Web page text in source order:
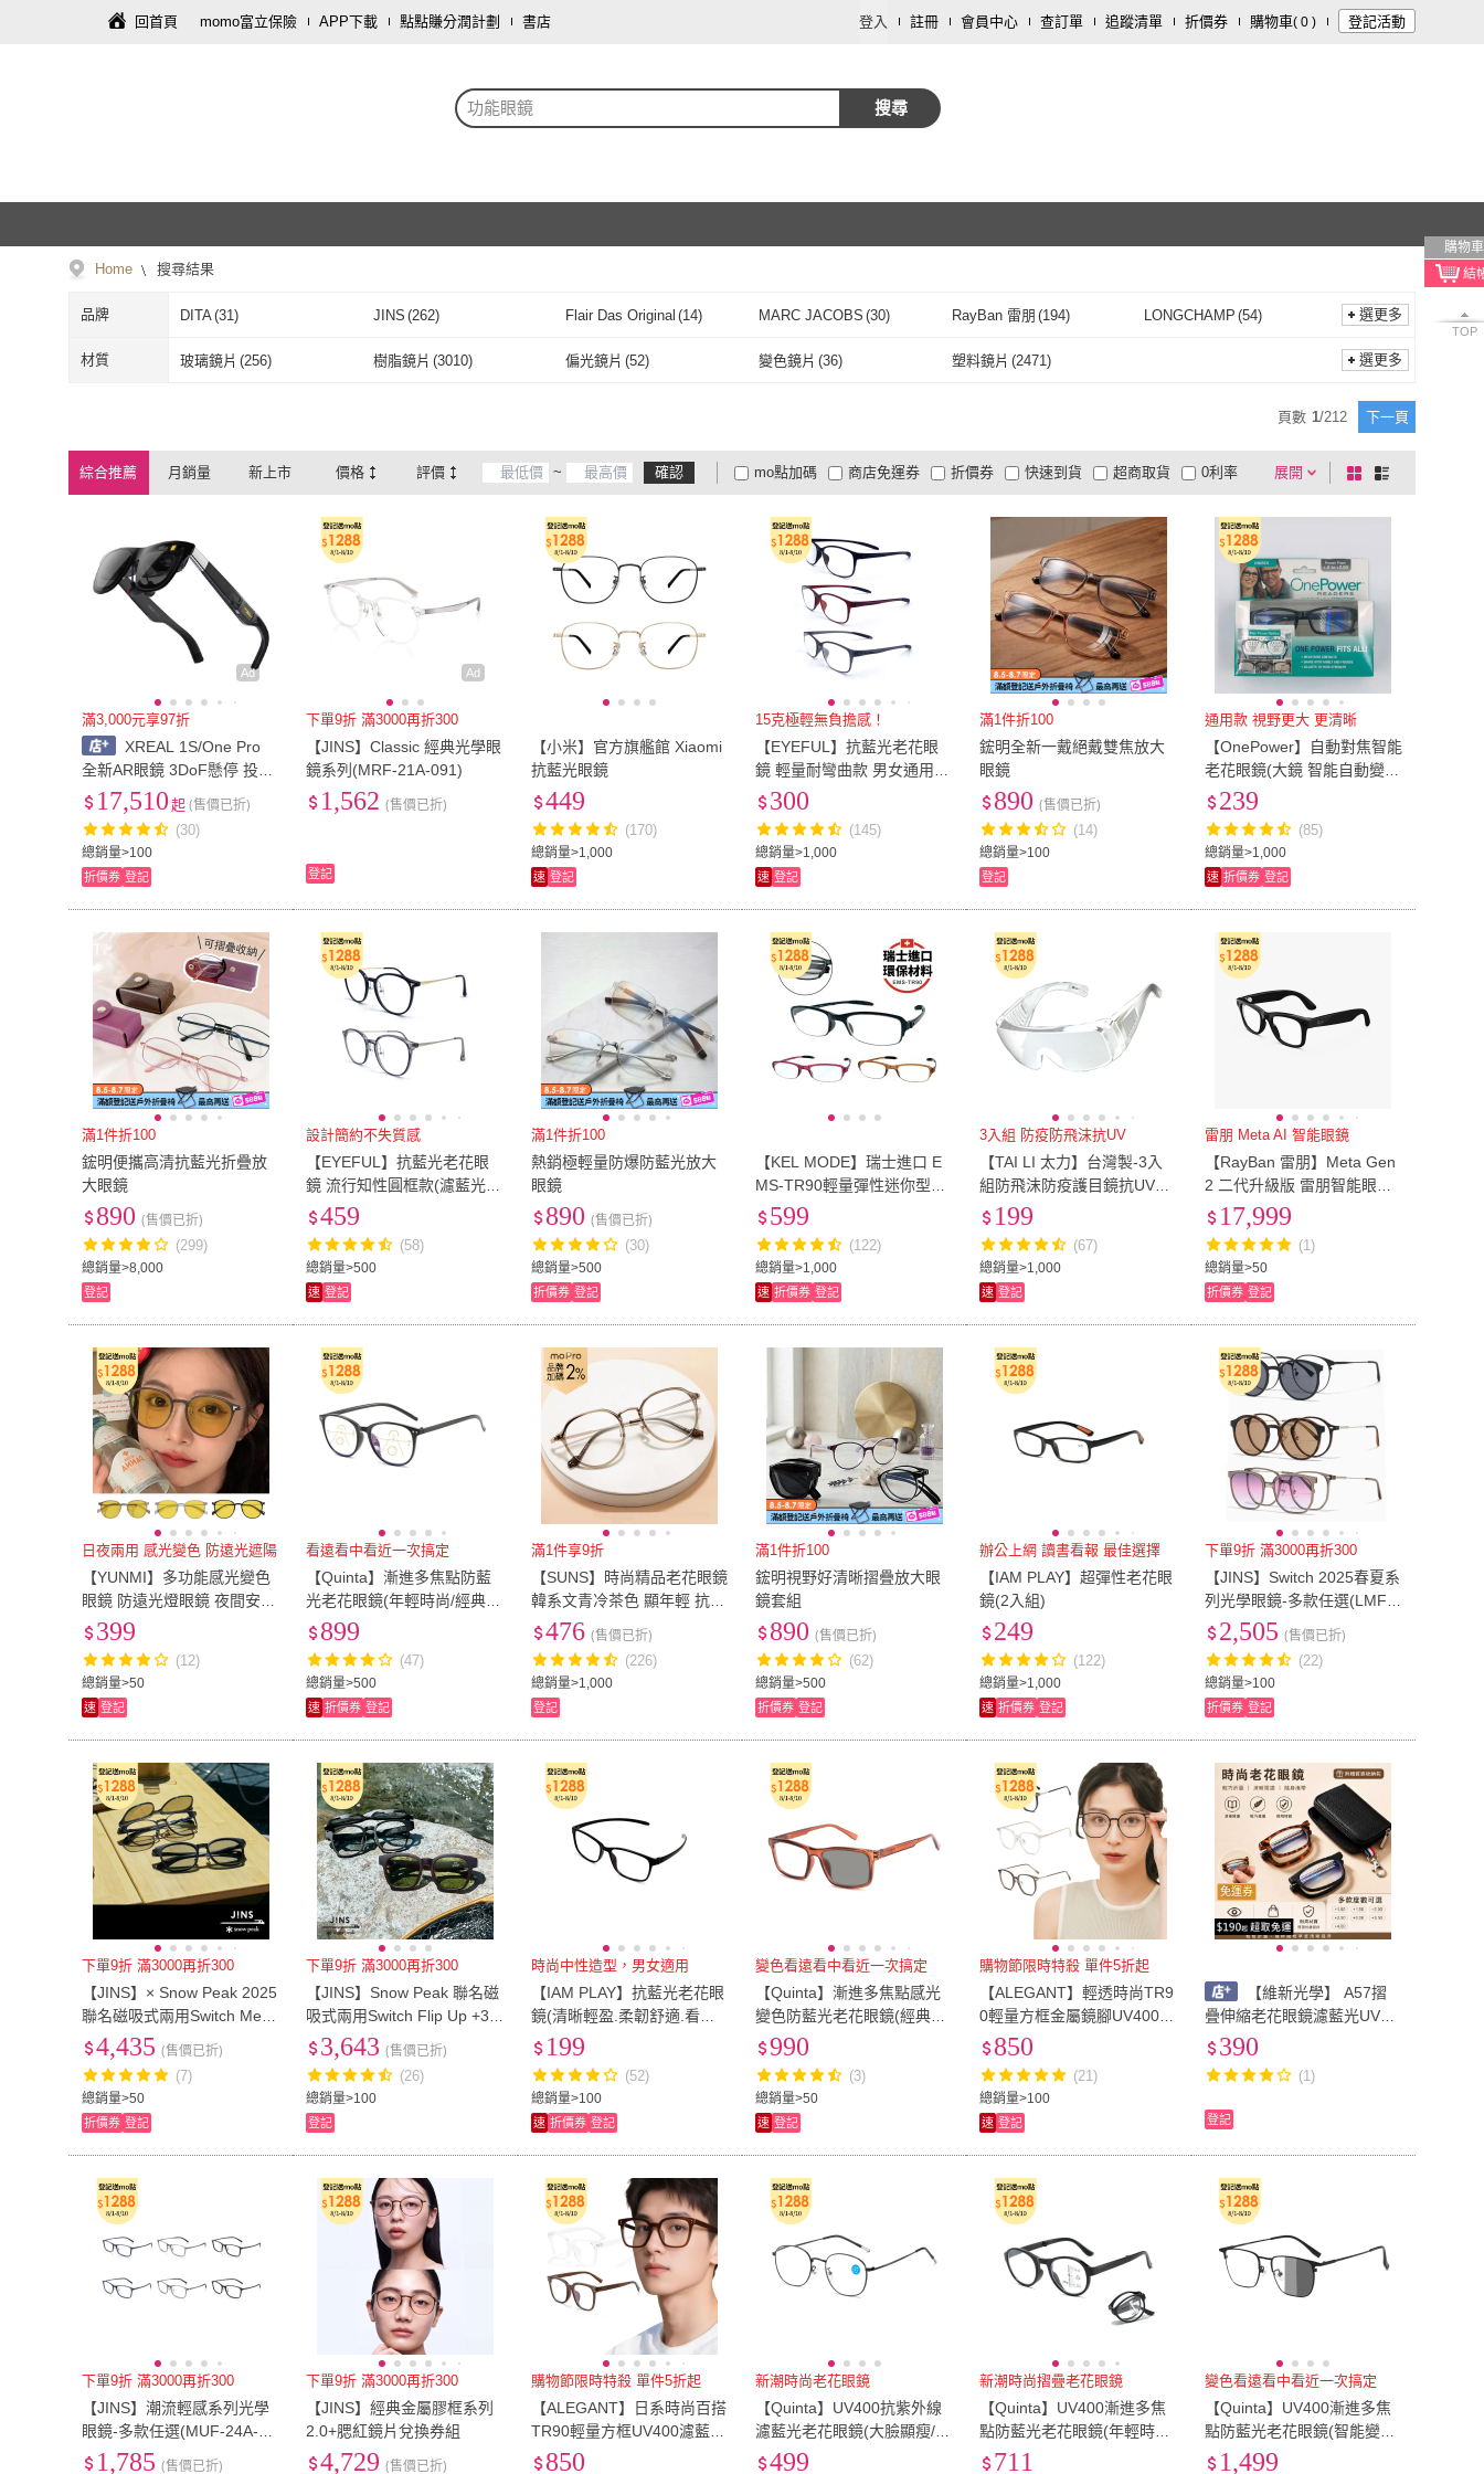
回首頁 momo富立保險 APP下載 點點賺分潤計劃 書店 登入 註冊 會員中心 查訂單 追蹤清單 折價券 購物車( 0 ) 登記活動
功能眼鏡 搜尋
購物車
TOP
Home 搜尋結果
品牌 DITA (31) JINS (262) Flair Das Original (14) MARC JACOBS (30) RayBan 雷朋 (194) LONGCHAMP (54)
Vivienne Westwood SUNS(305) CELINE 78) EYEFUL (42) SEROVA (72)
Quinta(42) MEGASOL(99) KENZO(21) 100%(2) OWNDAYS(242) 小米(1)
CHANEL 香奈兒(4) ALEGANT(108) BLUE ELEPHANT(22) KEL MODE(9) men life(86) nine(41)
PTK COACH(54) KT DADA 93)
Eschenbach Docomo moi ) 10) ZEISS 蔡司(76) LEESA
LEEHER(160 TAI LI 太力 YUNMI Quality 聚家(1 PLAYBOY(59) EMPORIO ARMANI(26)
POLICE (56)
DITA 31) JINS(262) Flair Das Original MARC JACOBS RayBan 雷朋
CARIN(112) Salvatore Ferragamo(5) BURBERRY 巴寶莉(49) KlassiC.(49) MOLSION 陌森(26) Oakley(72)
Quinta(42) MEGASOL(99) KENZO(21) 100%(2) OWNDAYS(242) 小米(1)
) KEL MODE (86) nine(41
SINYA CHARRIOL 夏利豪 PTK (3 COACH MoonDy(173) KT DADA(93)
Eschenbach moi 21) Z-POLS ZEISS 蔡司(76) LEESA(160)
LEEHER( TAI LI 太力(9 YUNMI(1) Quality 聚家 PLAYBOY(59) EMPORIO ARMANI( 26)
ACEKA(
取消 選更多
材質 玻璃鏡片 (256) 樹脂鏡片 (3010) 偏光鏡片 (52) 變色鏡片 (36) 塑料鏡片 (2471)
取消 選更多
頁數 1/212 下一頁
綜合推薦 月銷量 新上市 價格 評價 ~ 確認 展開
折價券
有影片
商品有量 電視購物
mo點加碼 快速到貨 超商取貨
低溫宅配
大家電安心配
大家電快配
商店免運券 0利率
貨到付款 超商付款
5
及以上 3 及以上
棋
盤
式
列
Ad
滿3,000元享97折
XREAL 1S/One Pro
全新AR眼鏡 3DoF懸停 投影
巨幕 Steam/ROG/Switch/PC
總銷量>100
17,510 起 (售價已折)
(30)
折價券 登記
Ad
下單9折 滿3000再折300
【JINS】Classic 經典光學眼
鏡系列(MRF-21A-091)
1,562 (售價已折)
登記
【小米】官方旗艦館 Xiaomi
抗藍光眼鏡
總銷量>1,000
449
(170)
速 登記
15克極輕無負擔感！
【EYEFUL】抗藍光老花眼
鏡 輕量耐彎曲款 男女通用
(可夾口袋 輕鬆攜帶不易丟失
總銷量>1,000
300
(145)
速 登記
滿1件折100
鋐明全新一戴絕戴雙焦放大
眼鏡
總銷量>100
890 (售價已折)
(14)
登記
通用款 視野更大 更清晰
【OnePower】自動對焦智能
老花眼鏡(大鏡 智能自動變焦
男女老花眼鏡 防藍光防疲勞
總銷量>1,000
239
(85)
速 折價券 登記
滿1件折100
鋐明便攜高清抗藍光折疊放
大眼鏡
總銷量>8,000
890 (售價已折)
(299)
登記
設計簡約不失質感
【EYEFUL】抗藍光老花眼
鏡 流行知性圓框款(濾藍光
閱讀眼鏡 學院風 金屬鏡腳)
總銷量>500
459
(58)
速 登記
滿1件折100
熱銷極輕量防爆防藍光放大
眼鏡
總銷量>500
890 (售價已折)
(30)
折價券 登記
【KEL MODE】瑞士進口 E
MS-TR90輕量彈性迷你型摺
疊眼鏡-老花眼鏡(三款可挑
總銷量>1,000
599
(122)
速 折價券 登記
3入組 防疫防飛沫抗UV
【TAI LI 太力】台灣製-3入
組防飛沫防疫護目鏡抗UV40
0眼鏡(出國旅遊必備 台灣商
總銷量>1,000
199
(67)
速 登記
雷朋 Meta AI 智能眼鏡
【RayBan 雷朋】Meta Gen
2 二代升級版 雷朋智能眼鏡
AI智慧眼鏡(Wayfarer Headli
ner 系列)
總銷量>50
17,999
(1)
折價券 登記
日夜兩用 感光變色 防遠光遮陽
【YUNMI】多功能感光變色
眼鏡 防遠光燈眼鏡 夜間安全
眼鏡 防眩光 防強光護目鏡
總銷量>50
399
(12)
速 登記
看遠看中看近一次搞定
【Quinta】漸進多焦點防藍
光老花眼鏡(年輕時尚/經典大
框/男女適用QTPM1701-多
總銷量>500
899
(47)
速 折價券 登記
滿1件享9折
【SUNS】時尚精品老花眼鏡
韓系文青冷茶色 顯年輕 抗紫
外線濾藍光 高硬度耐磨鏡片
配戴清晰
總銷量>1,000
476 (售價已折)
(226)
登記
滿1件折100
鋐明視野好清晰摺疊放大眼
鏡套組
總銷量>500
890 (售價已折)
(62)
折價券 登記
辦公上網 讀書看報 最佳選擇
【IAM PLAY】超彈性老花眼
鏡(2入組)
總銷量>1,000
249
(122)
速 折價券 登記
下單9折 滿3000再折300
【JINS】Switch 2025春夏系
列光學眼鏡-多款任選(LMF-2
5S-219/220/221/222)
總銷量>100
2,505 (售價已折)
(22)
折價券 登記
下單9折 滿3000再折300
【JINS】× Snow Peak 2025
聯名磁吸式兩用Switch Metal
Flip Up +360° 偏光/駕駛-多
款任選(UMF-25S-019)
總銷量>50
4,435 (售價已折)
(7)
折價券 登記
下單9折 滿3000再折300
【JINS】Snow Peak 聯名磁
吸式兩用Switch Flip Up +36
0° 光學眼鏡
總銷量>100
3,643 (售價已折)
(26)
登記
時尚中性造型，男女適用
【IAM PLAY】抗藍光老花眼
鏡(清晰輕盈.柔韌舒適.看手
機看電視.閱讀書寫都適用)
總銷量>100
199
(52)
速 折價券 登記
變色看遠看中看近一次搞定
【Quinta】漸進多焦點感光
變色防藍光老花眼鏡(經典框
型/多色可選QTPM587B)
總銷量>50
990
(3)
速 登記
購物節限時特殺 單件5折起
【ALEGANT】輕透時尚TR9
0輕量方框金屬鏡腳UV400濾
藍光眼鏡-3色(抗藍光眼鏡/檢
總銷量>100
850
(21)
速 登記
免運券
【維新光學】 A57摺
疊伸縮老花眼鏡濾藍光UV40
0高清便攜老花鏡
390
(1)
登記
下單9折 滿3000再折300
【JINS】潮流輕感系列光學
眼鏡-多款任選(MUF-24A-05
7/MUF-24A-058)
1,785 (售價已折)
下單9折 滿3000再折300
【JINS】經典金屬膠框系列
2.0+腮紅鏡片兌換券組
4,729 (售價已折)
購物節限時特殺 單件5折起
【ALEGANT】日系時尚百搭
TR90輕量方框UV400濾藍光
眼鏡(抗藍光眼鏡/檢驗合格/
850
新潮時尚老花眼鏡
【Quinta】UV400抗紫外線
濾藍光老花眼鏡(大臉顯瘦/經
典圓框/男女適用QTP225)
499
新潮時尚摺疊老花眼鏡
【Quinta】UV400漸進多焦
點防藍光老花眼鏡(年輕時尚/
經典圓框/輕巧摺疊QTPM66
711
變色看遠看中看近一次搞定
【Quinta】UV400漸進多焦
點防藍光老花眼鏡(智能變
色、抗紫外線-QTPM39B)
1,499